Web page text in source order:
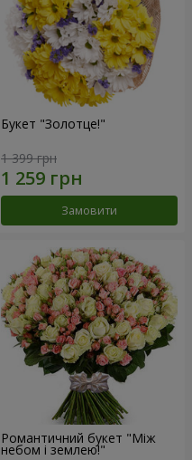
Букет "Золотце!"
1 399 грн
Замовити
Романтичний букет "Між
небом і землею!"